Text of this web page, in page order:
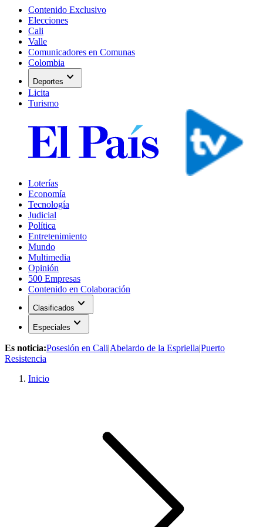
Contenido Exclusivo
Elecciones
Cali
Valle
Comunicadores en Comunas
Colombia
Deportes expand_more
Licita
Turismo
Loterías
Economía
Tecnología
Judicial
Política
Entretenimiento
Mundo
Multimedia
Opinión
500 Empresas
Contenido en Colaboración
Clasificados expand_more
Especiales expand_more
Es noticia:Posesión en Cali|Abelardo de la Espriella|Puerto
Resistencia
Inicio